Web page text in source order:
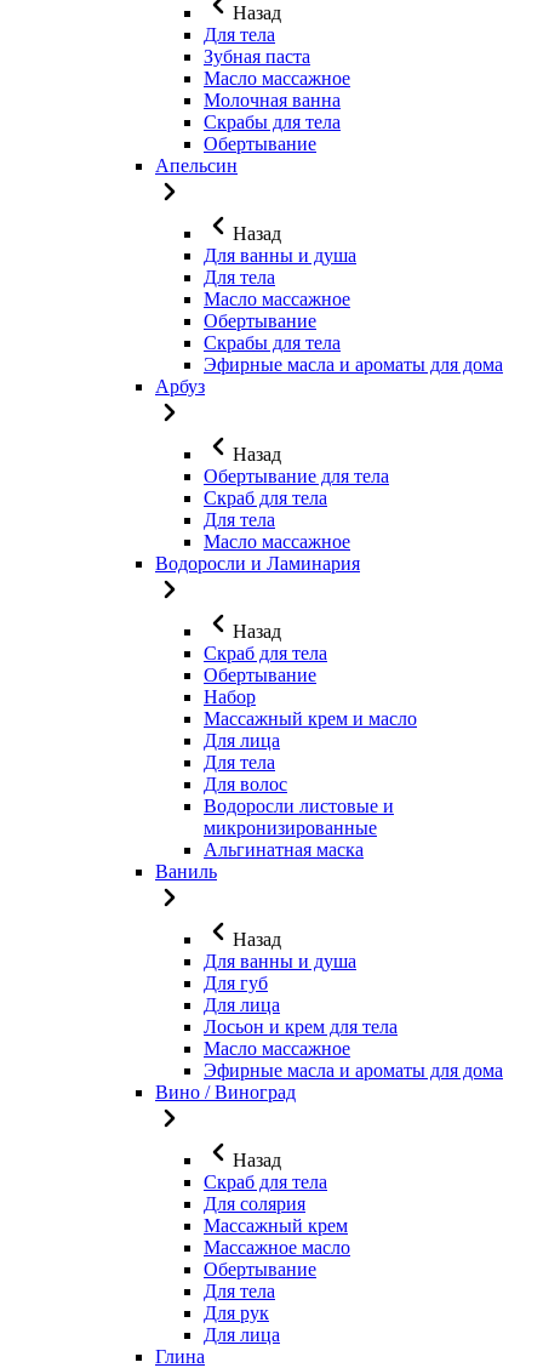
Назад
Для тела
Зубная паста
Масло массажное
Молочная ванна
Скрабы для тела
Обертывание
Апельсин
Назад
Для ванны и душа
Для тела
Масло массажное
Обертывание
Скрабы для тела
Эфирные масла и ароматы для дома
Арбуз
Назад
Обертывание для тела
Скраб для тела
Для тела
Масло массажное
Водоросли и Ламинария
Назад
Скраб для тела
Обертывание
Набор
Массажный крем и масло
Для лица
Для тела
Для волос
Водоросли листовые и
микронизированные
Альгинатная маска
Ваниль
Назад
Для ванны и душа
Для губ
Для лица
Лосьон и крем для тела
Масло массажное
Эфирные масла и ароматы для дома
Вино / Виноград
Назад
Скраб для тела
Для солярия
Массажный крем
Массажное масло
Обертывание
Для тела
Для рук
Для лица
Глина